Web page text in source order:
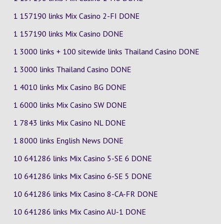
1 157190 links Mix Casino 2-FI DONE
1 157190 links Mix Casino DONE
1 3000 links + 100 sitewide links Thailand Casino DONE
1 3000 links Thailand Casino DONE
1 4010 links Mix Casino BG DONE
1 6000 links Mix Casino SW DONE
1 7843 links Mix Casino NL DONE
1 8000 links English News DONE
10 641286 links Mix Casino 5-SE 6 DONE
10 641286 links Mix Casino 6-SE 5 DONE
10 641286 links Mix Casino 8-CA-FR DONE
10 641286 links Mix Casino AU-1 DONE